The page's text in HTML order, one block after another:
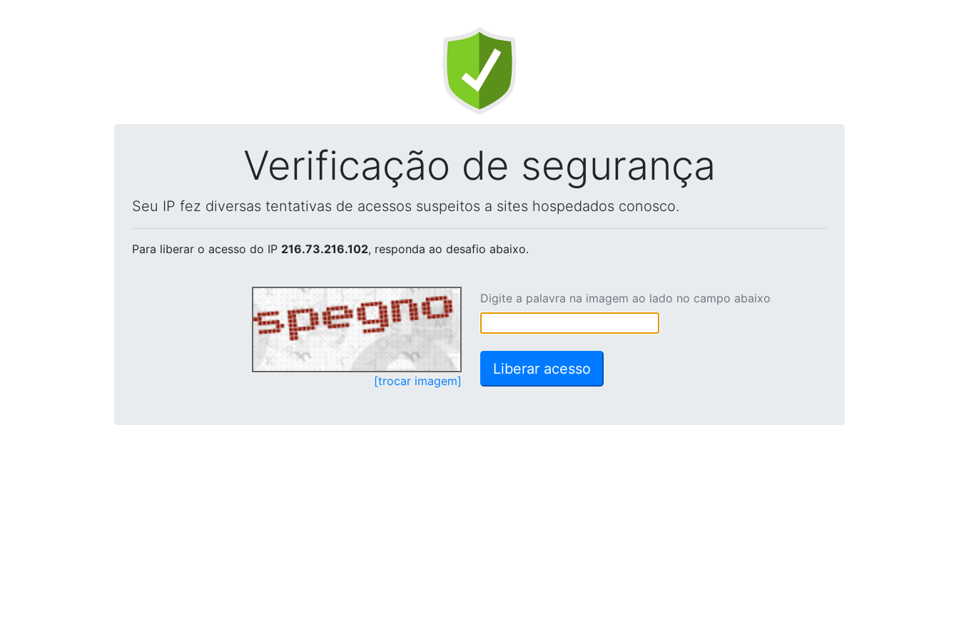
Verificação de segurança
Seu IP fez diversas tentativas de acessos suspeitos a sites hospedados conosco.
Para liberar o acesso do IP 216.73.216.102, responda ao desafio abaixo.
[trocar imagem]
Digite a palavra na imagem ao lado no campo abaixo